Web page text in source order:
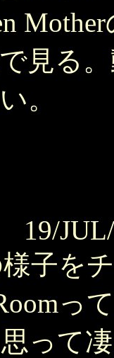
見る
。
19/
様子を
っ
って